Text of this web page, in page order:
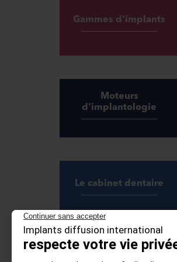
Gammes d'implants
Moteurs
d'implantologie
Le cabinet dentaire